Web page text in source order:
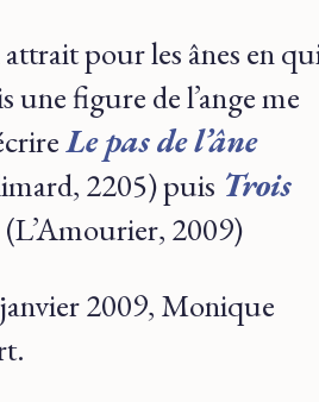
pour les ânes en
une figure de l’ange me
Le pas de l’âne
2205) puis Trois
(L’Amourier, 2009)
2009, Monique